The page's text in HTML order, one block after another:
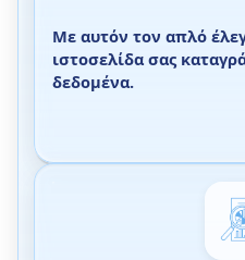
Με αυτόν τον απλό
ιστοσελίδα σας
δεδομένα.